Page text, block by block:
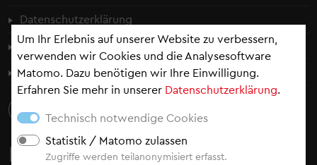
Um Ihr Erlebnis auf unserer Website zu verbessern,
verwenden wir Cookies und die Analysesoftware
Matomo. Dazu benötigen wir Ihre Einwilligung.
Erfahren Sie mehr in unserer Datenschutzerklärung.
Technisch notwendige Cookies
Statistik / Matomo zulassen
Zugriffe werden teilanonymisiert erfasst.
Datenschutzerklärung
Cookie-Einstellungen
Erklärung zur Barrierefreiheit
Newsletter